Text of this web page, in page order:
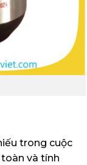
trong cuộc
và tính